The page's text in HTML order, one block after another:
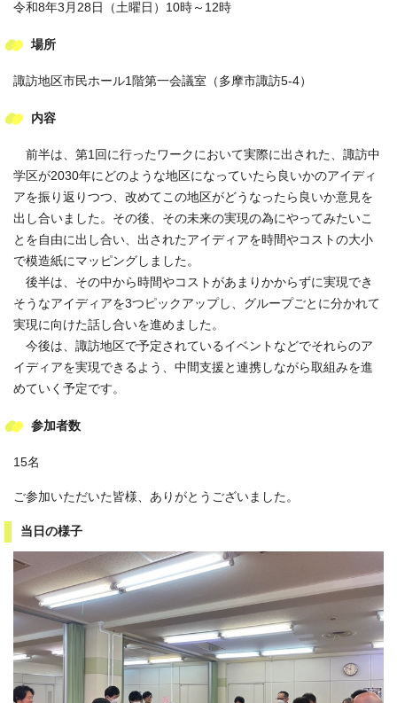
令和8年3月28日（土曜日）10時～12時
場所
諏訪地区市民ホール1階第一会議室（多摩市諏訪5-4）
内容
前半は、第1回に行ったワークにおいて実際に出された、諏訪中
学区が2030年にどのような地区になっていたら良いかのアイディ
アを振り返りつつ、改めてこの地区がどうなったら良いか意見を
出し合いました。その後、その未来の実現の為にやってみたいこ
とを自由に出し合い、出されたアイディアを時間やコストの大小
で模造紙にマッピングしました。
後半は、その中から時間やコストがあまりかからずに実現でき
そうなアイディアを3つピックアップし、グループごとに分かれて
実現に向けた話し合いを進めました。
今後は、諏訪地区で予定されているイベントなどでそれらのア
イディアを実現できるよう、中間支援と連携しながら取組みを進
めていく予定です。
参加者数
15名
ご参加いただいた皆様、ありがとうございました。
当日の様子